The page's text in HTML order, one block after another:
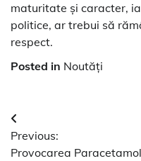
maturitate și caracter,
politice, ar trebui să
respect.
Posted in Noutăți
Navigare
în
Previous:
Provocarea